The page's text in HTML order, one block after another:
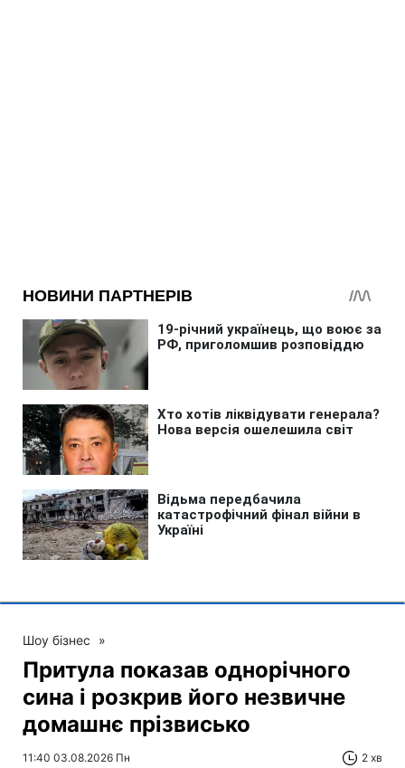
Шоу бізнес »
Притула показав однорічного
сина і розкрив його незвичне
домашнє прізвисько
11:40 03.08.2026 Пн 2 хв